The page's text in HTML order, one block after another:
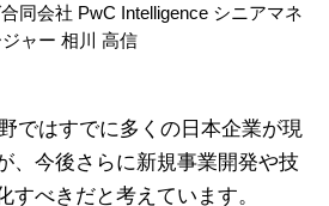
同会社 PwC Intelligence シニアマネ
ジャー 相川 高信
ではすでに多くの日本企業が現
、今後さらに新規事業開発や技
すべきだと考えています。